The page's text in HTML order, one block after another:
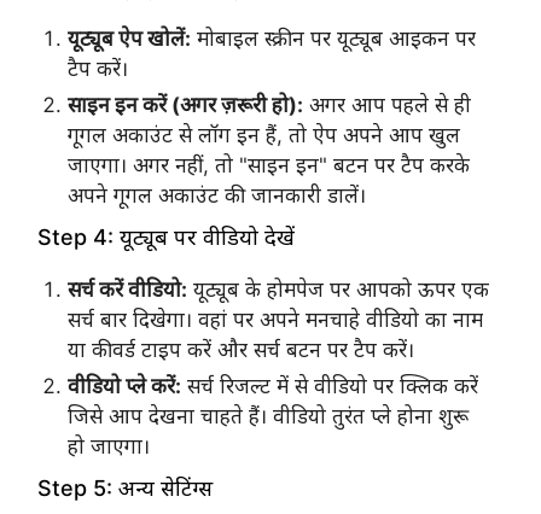
यूट्यूब ऐप खोलें: मोबाइल स्क्रीन पर यूट्यूब आइकन पर
टैप करें।
साइन इन करें (अगर ज़रूरी हो): अगर आप पहले से ही
गूगल अकाउंट से लॉग इन हैं, तो ऐप अपने आप खुल
जाएगा। अगर नहीं, तो "साइन इन" बटन पर टैप करके
अपने गूगल अकाउंट की जानकारी डालें।
Step 4: यूट्यूब पर वीडियो देखें
सर्च करें वीडियो: यूट्यूब के होमपेज पर आपको ऊपर एक
सर्च बार दिखेगा। वहां पर अपने मनचाहे वीडियो का नाम
या कीवर्ड टाइप करें और सर्च बटन पर टैप करें।
वीडियो प्ले करें: सर्च रिजल्ट में से वीडियो पर क्लिक करें
जिसे आप देखना चाहते हैं। वीडियो तुरंत प्ले होना शुरू
हो जाएगा।
Step 5: अन्य सेटिंग्स